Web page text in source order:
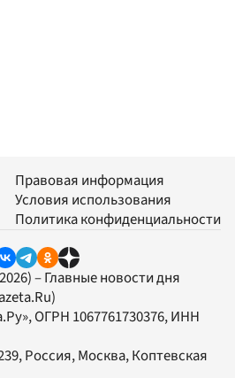
Правовая информация
Условия использования
Политика конфиденциальности
– Главные новости дня
, ОГРН 1067761730376, ИНН
Россия, Москва, Коптевская